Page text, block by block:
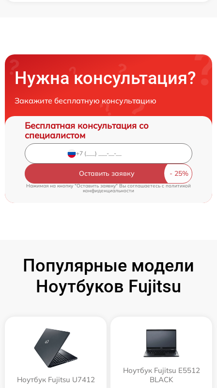
Нужна консультация?
Закажите бесплатную консультацию
Бесплатная консультация со
специалистом
Оставить заявку
Нажимая на кнопку "Оставить заявку" Вы соглашаетесь cполитикой
конфиденциальности
Популярные модели
Ноутбуков Fujitsu
Ноутбук Fujitsu U7412
Ноутбук Fujitsu E5512
BLACK